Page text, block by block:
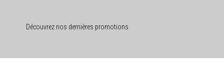
Découvrez nos dernières promotions